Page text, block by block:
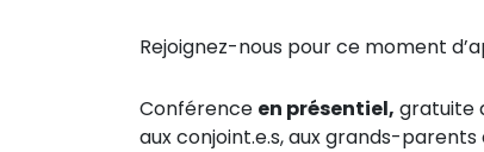
Rejoignez-nous pour ce moment
Conférence en présentiel, gratuite
aux conjoint.e.s, aux grands-